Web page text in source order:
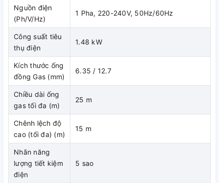
Nút nhấn dạ quang
Bộ điều khiển từ từ xa với nút bấm dạ quang tự phát sáng
tiện lợi cho người sử dụng trong phòng tối.
Chức năng lọc khuẩn
Bộ lọc khử mùi solar
Nguồn điện
(Ph/V/Hz)
1 Pha, 220-240V, 50Hz/60Hz
Công suất tiêu
thụ điện
1.48 kW
Kích thước ống
đồng Gas (mm)
6.35 / 12.7
Chiều dài ống
gas tối đa (m)
25 m
Chênh lệch độ
cao (tối đa) (m)
15 m
Nhãn năng
lượng tiết kiệm
điện
5 sao